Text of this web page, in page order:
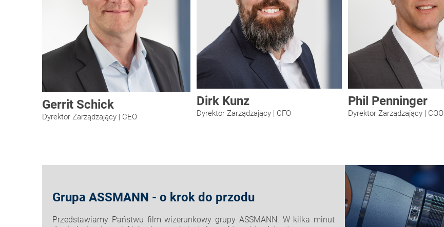
Gerrit Schick
Dyrektor Zarządzający | CEO
Dirk Kunz
Dyrektor Zarządzający | CFO
Phil Penninger
Dyrektor Zarządzający | COO
Grupa ASSMANN - o krok do przodu
Przedstawiamy Państwu film wizerunkowy grupy ASSMANN. W kilka minut